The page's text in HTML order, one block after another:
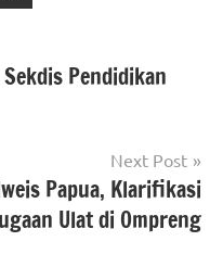
Pendidikan
Next Post
Papua, Klarifikasi
Ulat di Ompreng